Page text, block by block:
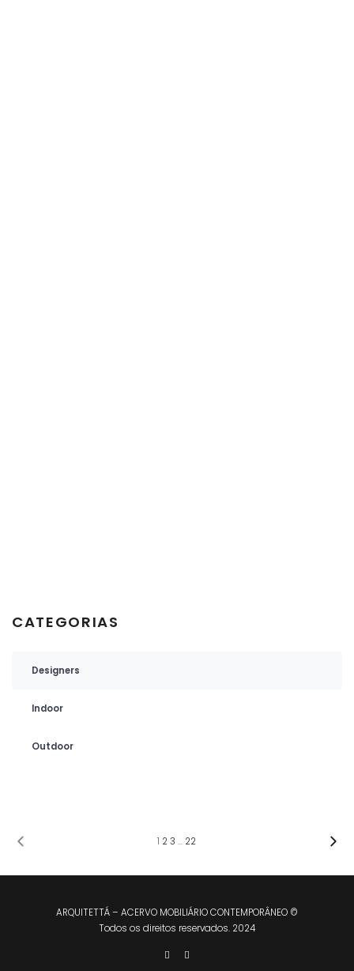
CATEGORIAS
Designers
Indoor
Outdoor
1 2 3 … 22
ARQUITETTÁ – ACERVO MOBILIÁRIO CONTEMPORÂNEO ©
Todos os direitos reservados. 2024